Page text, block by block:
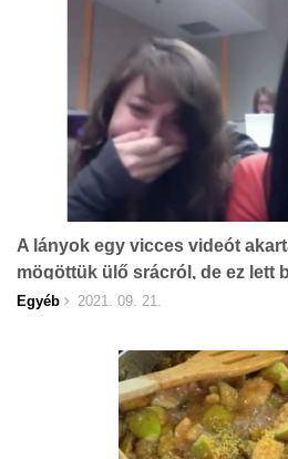
A lányok egy vicces videót
mögöttük ülő srácról, de ez lett
Egyéb 2021. 09. 21.